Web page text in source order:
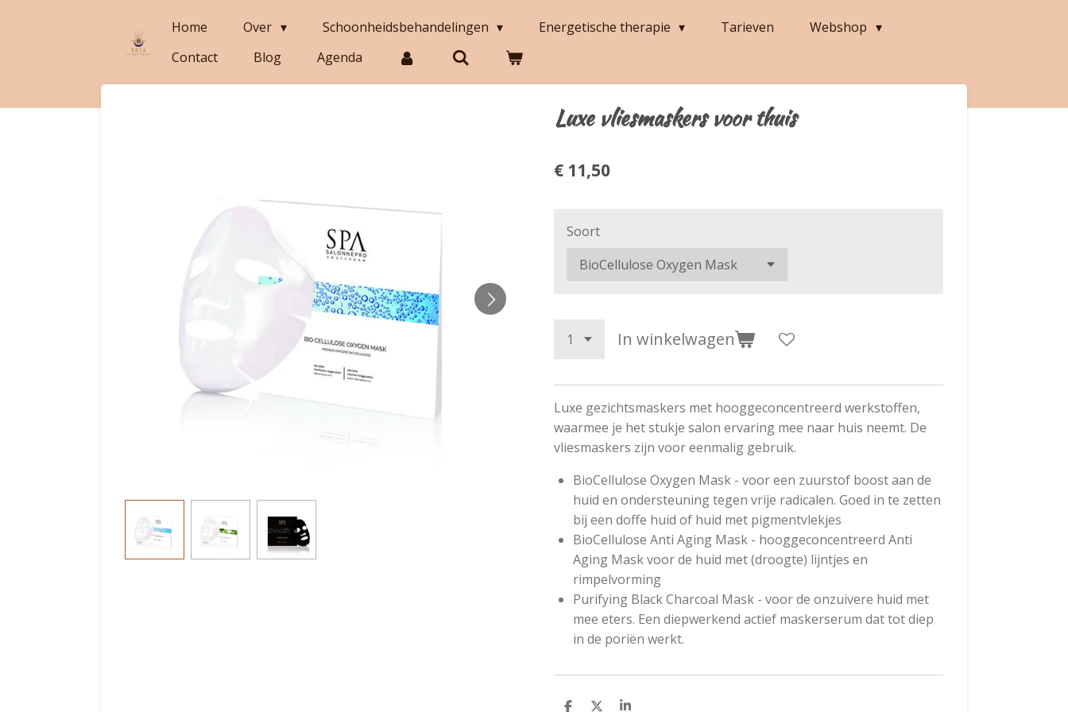
Home Over Schoonheidsbehandelingen Energetische therapie Tarieven
Webshop
Contact
Blog Agenda
Luxe vliesmaskers voor thuis
€ 11,50
Soort
In winkelwagen
Luxe gezichtsmaskers met hooggeconcentreerd werkstoffen,
waarmee je het stukje salon ervaring mee naar huis neemt. De
vliesmaskers zijn voor eenmalig gebruik.
BioCellulose Oxygen Mask - voor een zuurstof boost aan de
huid en ondersteuning tegen vrije radicalen. Goed in te zetten
bij een doffe huid of huid met pigmentvlekjes
BioCellulose Anti Aging Mask - hooggeconcentreerd Anti
Aging Mask voor de huid met (droogte) lijntjes en
rimpelvorming
Purifying Black Charcoal Mask - voor de onzuivere huid met
mee eters. Een diepwerkend actief maskerserum dat tot diep
in de poriën werkt.